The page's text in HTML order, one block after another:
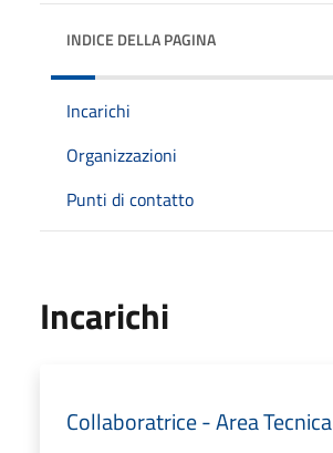
INDICE DELLA PAGINA
Incarichi
Organizzazioni
Punti di contatto
Incarichi
Collaboratrice - Area Tecnica